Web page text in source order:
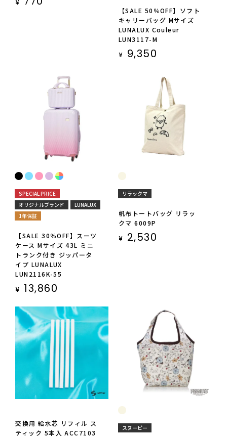
¥
【SALE 50％OFF】ソフト
キャリーバッグ Mサイズ
LUNALUX Couleur
LUN3117-M
¥ 9,350
SPECIAL PRICE
オリジナルブランド
LUNALUX
1年保証
【SALE 30％OFF】スーツ
ケース Mサイズ 43L ミニ
トランク付き ジッパータ
イプ LUNALUX
LUN2116K-55
¥ 13,860
リラックマ
帆布トートバッグ リラッ
クマ 6009P
¥ 2,530
交換用 給水芯 リフィル ス
ティック 5本入 ACC7103
スヌーピー